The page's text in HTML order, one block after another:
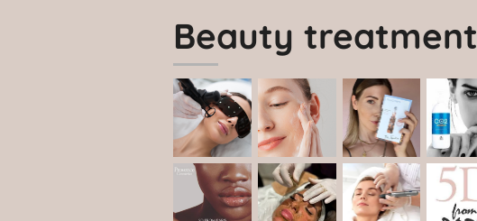
Beauty treatment